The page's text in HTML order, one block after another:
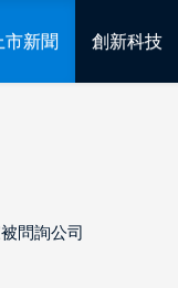
市新聞 創新科技
問詢公司